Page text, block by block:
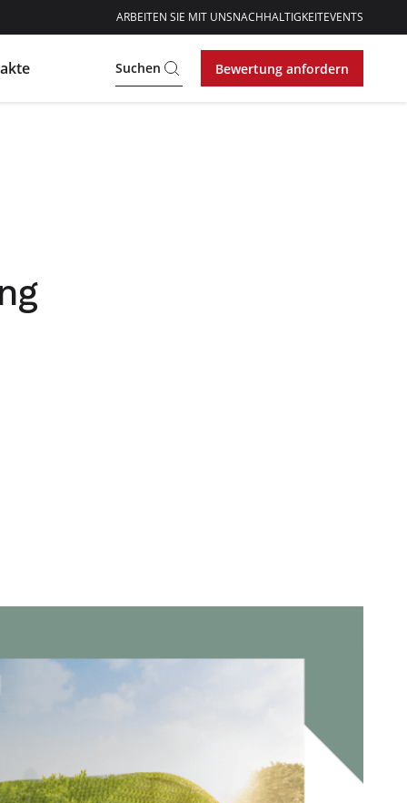
ARBEITEN SIE MIT UNSNACHHALTIGKEITEVENTS
Suchen Bewertung anfordern